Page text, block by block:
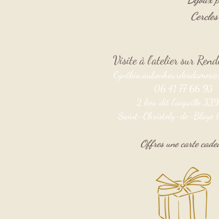
Visite à l'atelier sur
06 41 77 66 93
2 lieu dit l'aiguille
Saint-Christoly-de-Blaye
Offres une carte